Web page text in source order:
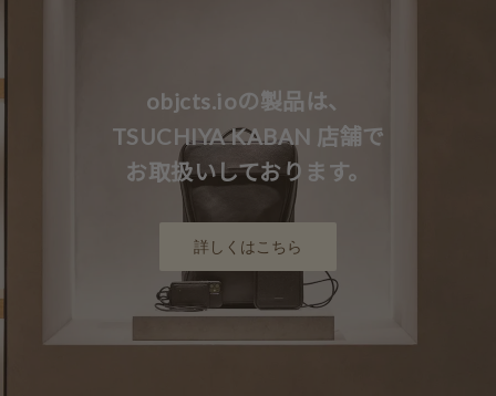
objcts.ioの製品は、
TSUCHIYA KABAN 店舗で
お取扱いしております。
詳しくはこちら